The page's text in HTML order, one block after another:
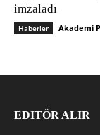
imzaladı
Haberler Akademi
EDITÖR ALIR